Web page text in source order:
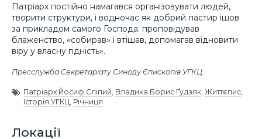
Патріарх постійно намагався організовувати людей,
творити структури, і водночас як добрий пастир ішов
за прикладом самого Господа: проповідував
блаженство, «собирав» і втішав, допомагав відновити
віру у власну гідність».
Пресслужба Секретаріату Синоду Єпископів УГКЦ
Патріарх Йосиф Сліпий Владика Борис Ґудзяк Життєпис
Історія УГКЦ Річниця
Локації